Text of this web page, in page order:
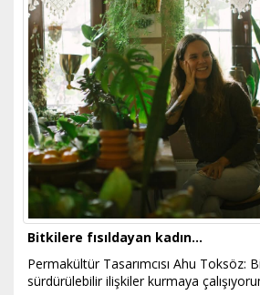
Bitkilere fısıldayan kadın...
Permakültür Tasarımcısı Ahu Toksöz:
sürdürülebilir ilişkiler kurmaya